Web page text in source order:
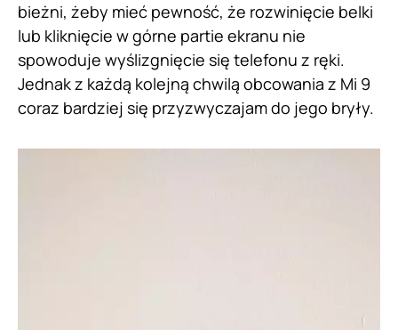
bieżni, żeby mieć pewność, że rozwinięcie belki
lub kliknięcie w górne partie ekranu nie
spowoduje wyślizgnięcie się telefonu z ręki.
Jednak z każdą kolejną chwilą obcowania z Mi 9
coraz bardziej się przyzwyczajam do jego bryły.